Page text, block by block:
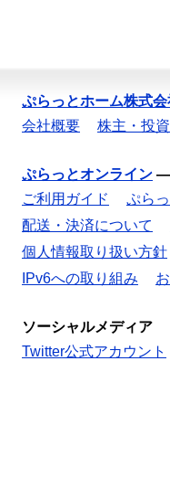
ぷらっとホーム株式会
会社概要
株主・投
ぷらっとオンライン —
ご利用ガイド
ぷら
配送・決済について
個人情報取り扱い方針
IPv6への取り組み
ソーシャルメディア
Twitter公式アカウント